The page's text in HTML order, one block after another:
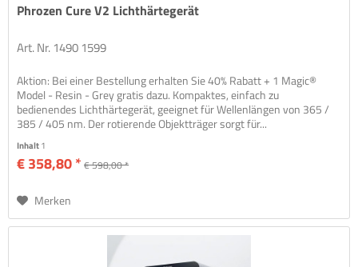
Phrozen Cure V2 Lichthärtegerät
Art. Nr. 1490 1599
Aktion: Bei einer Bestellung erhalten Sie 40% Rabatt + 1 Magic®
Model - Resin - Grey gratis dazu. Kompaktes, einfach zu
bedienendes Lichthärtegerät, geeignet für Wellenlängen von 365 /
385 / 405 nm. Der rotierende Objektträger sorgt für...
Inhalt1
€ 358,80 * € 598,00 *
Merken